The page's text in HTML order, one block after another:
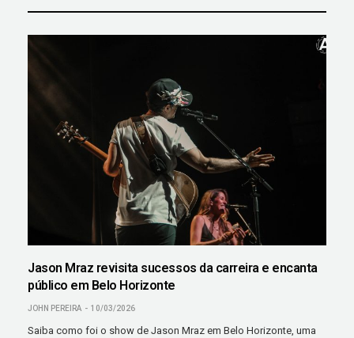
Jason Mraz revisita sucessos da carreira e encanta
público em Belo Horizonte
JOHN PEREIRA 10/03/2026
Saiba como foi o show de Jason Mraz em Belo Horizonte, uma